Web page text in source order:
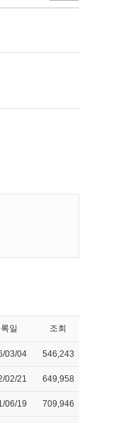
일 조회
03/04 546,243
02/21 649,958
06/19 709,946